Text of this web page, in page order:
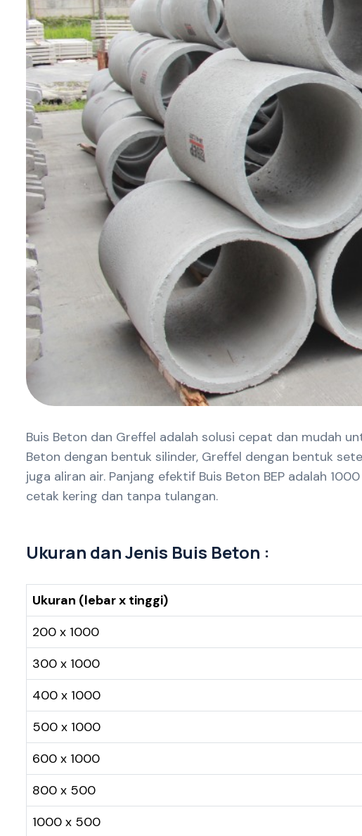
Buis Beton dan Greffel adalah solusi cepat dan mudah
Beton dengan bentuk silinder, Greffel dengan bentuk
juga aliran air. Panjang efektif Buis Beton BEP adalah
cetak kering dan tanpa tulangan.
Ukuran dan Jenis Buis Beton :
Ukuran (lebar x tinggi)
200 x 1000
300 x 1000
400 x 1000
500 x 1000
600 x 1000
800 x 500
1000 x 500